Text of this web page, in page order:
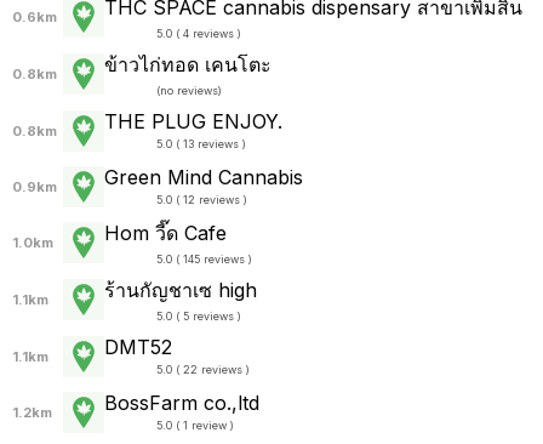
0.6km THC SPACE cannabis dispensary สาขาเพิ่มสิน
5.0 ( 4 reviews )
0.8km ข้าวไก่ทอด เคนโตะ
(no reviews)
0.8km THE PLUG ENJOY.
5.0 ( 13 reviews )
0.9km Green Mind Cannabis
5.0 ( 12 reviews )
1.0km Hom วี๊ด Cafe
5.0 ( 145 reviews )
1.1km ร้านกัญชาเซ high
5.0 ( 5 reviews )
1.1km DMT52
5.0 ( 22 reviews )
1.2km BossFarm co.,ltd
5.0 ( 1 review )